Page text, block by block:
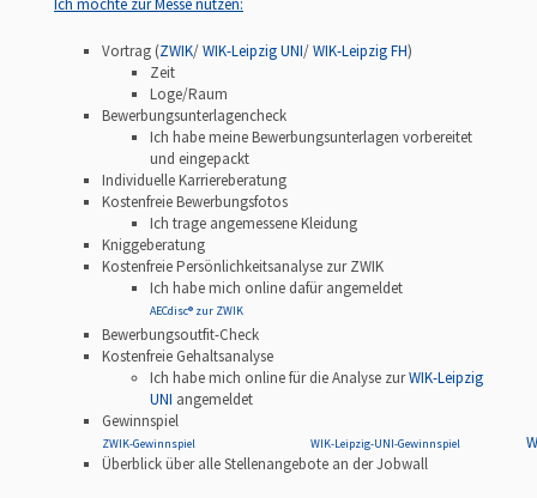
Vortrag (ZWIK/WIK-LeipzigUNI/WIK-Leipzig FH)
Zeit
Loge/Raum
Bewerbungsunterlagencheck
Ich habe meine Bewerbungsunterlagen vorbereitet
und eingepackt
Individuelle Karriereberatung
Kostenfreie Bewerbungsfotos
Ich trage angemessene Kleidung
Kniggeberatung
Kostenfreie Persönlichkeitsanalyse zur ZWIK
Ich habe mich online dafür angemeldet
AECdisc® zur ZWIK
Bewerbungsoutfit-Check
Kostenfreie Gehaltsanalyse
Ich habe mich online für die Analyse zurWIK-Leipzig
UNI angemeldet
Gewinnspiel
ZWIK-Gewinnspiel WIK-Leipzig-UNI-Gewinnspiel
Überblick über alle Stellenangebote an der Jobwall